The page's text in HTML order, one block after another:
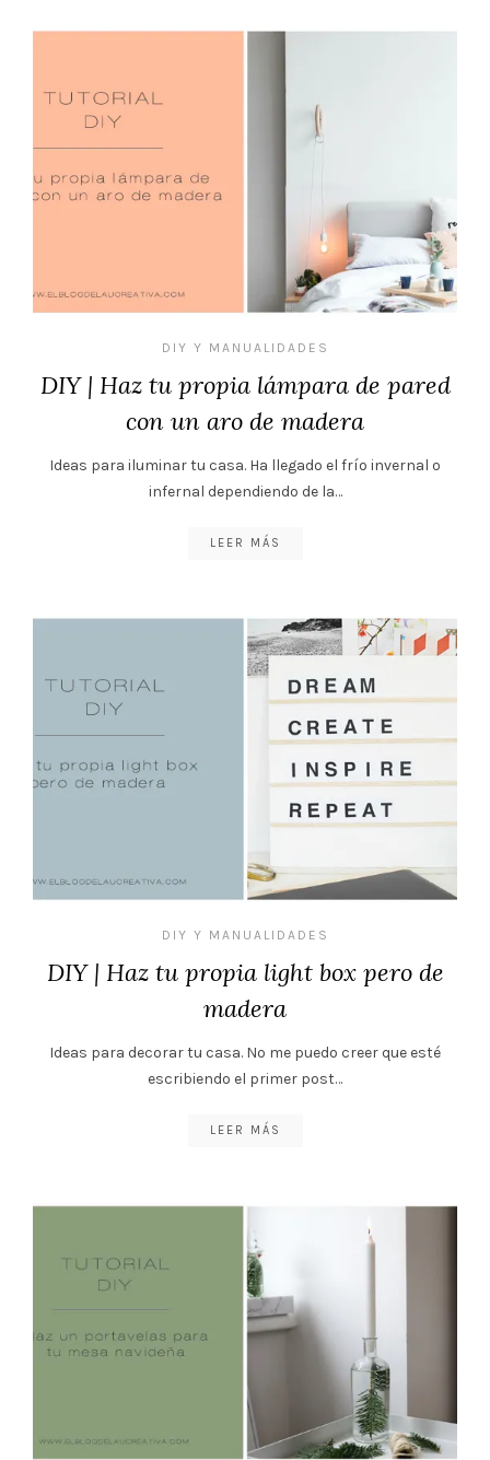
DIY Y MANUALIDADES
DIY | Haz tu propia lámpara de pared
con un aro de madera
Ideas para iluminar tu casa. Ha llegado el frío invernal o
infernal dependiendo de la…
LEER MÁS
DIY Y MANUALIDADES
DIY | Haz tu propia light box pero de
madera
Ideas para decorar tu casa. No me puedo creer que esté
escribiendo el primer post…
LEER MÁS